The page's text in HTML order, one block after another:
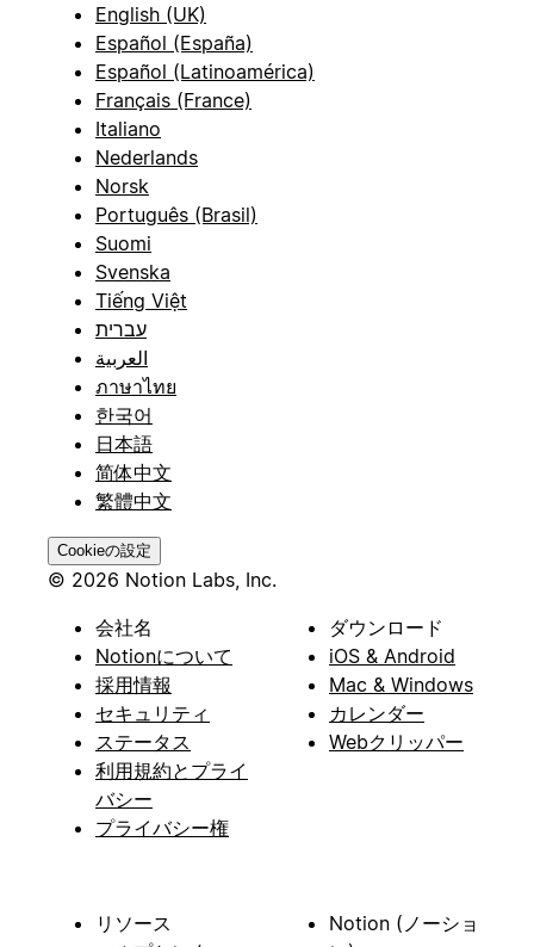
English (UK)
Español (España)
Español (Latinoamérica)
Français (France)
Italiano
Nederlands
Norsk
Português (Brasil)
Suomi
Svenska
Tiếng Việt
עברית
العربية
ภาษาไทย
한국어
日本語
简体中文
繁體中文
Cookieの設定
© 2026 Notion Labs, Inc.
会社名
Notionについて
採用情報
セキュリティ
ステータス
利用規約とプライ
バシー
プライバシー権
ダウンロード
iOS & Android
Mac & Windows
カレンダー
Webクリッパー
リソース
Notion (ノーショ